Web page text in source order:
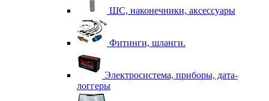
ШС, наконечники, аксессуары
Фитинги, шланги.
Электросистема, приборы, дата-
логгеры